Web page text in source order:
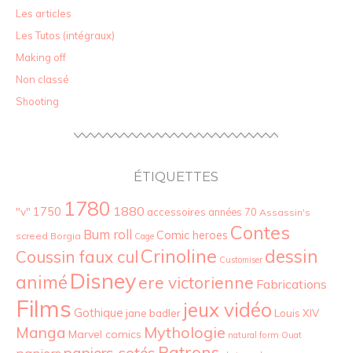
Les articles
Les Tutos (intégraux)
Making off
Non classé
Shooting
ÉTIQUETTES
"v" 1750 1780 1880 accessoires années 70 Assassin's
screed Borgia Bum roll Cage Comic heroes Contes
Coussin faux culCrinoline Customiser dessin
animé Disneyere victorienne Fabrications
Films Gothique jane badler jeux vidéo Louis XIV
Manga Marvel comics Mythologie natural form Ouat